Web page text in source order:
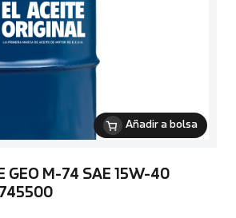
Añadir a bolsa
GEO M-74 SAE 15W-40